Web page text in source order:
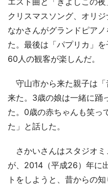
クリスマスソング、オリ
なかさんがグランドピア
た。最後は「パプリカ」
60人の観客が楽しんだ。
守山市から来た親子は「
来た。3歳の娘は一緒に踊
た。0歳の赤ちゃんも笑っ
た」と話した。
さかいさんはスタジオミ
が、2014（平成26）年に
トをしようと、昔からの